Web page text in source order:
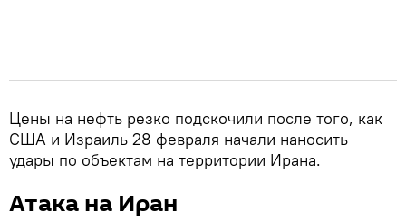
Цены на нефть резко подскочили после того, как
США и Израиль 28 февраля начали наносить
удары по объектам на территории Ирана.
Атака на Иран